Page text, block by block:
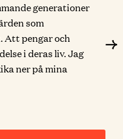
generationer
som
Att pengar och
i deras liv. Jag
ner på mina